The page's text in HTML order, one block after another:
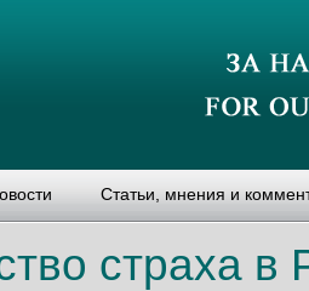
Статьи, мнения и
страха в